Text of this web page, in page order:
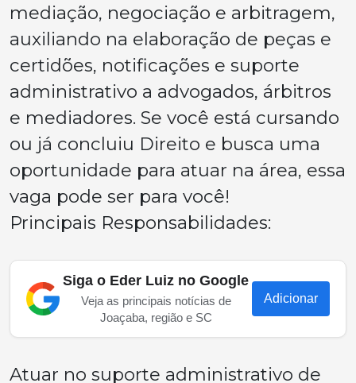
mediação, negociação e arbitragem,
auxiliando na elaboração de peças e
certidões, notificações e suporte
administrativo a advogados, árbitros
e mediadores. Se você está cursando
ou já concluiu Direito e busca uma
oportunidade para atuar na área, essa
vaga pode ser para você!
Principais Responsabilidades:
Siga o Eder Luiz no Google
Veja as principais notícias de
Joaçaba, região e SC
Adicionar
Atuar no suporte administrativo de